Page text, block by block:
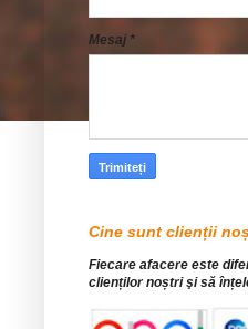
Mesaj *
Cine sunt clienții
Fiecare afacere este
clienților noștri şi să